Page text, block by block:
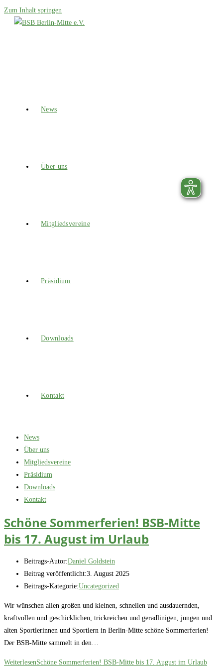
Zum Inhalt springen
News
Über uns
Mitgliedsvereine
Präsidium
Downloads
Kontakt
News
Über uns
Mitgliedsvereine
Präsidium
Downloads
Kontakt
Schöne Sommerferien! BSB-Mitte
bis 17. August im Urlaub
Beitrags-Autor:Daniel Goldstein
Beitrag veröffentlicht:3. August 2025
Beitrags-Kategorie:Uncategorized
Wir wünschen allen großen und kleinen, schnellen und ausdauernden,
kraftvollen und geschicklichen, trickreichen und geradlinigen, jungen und
alten Sportlerinnen und Sportlern in Berlin-Mitte schöne Sommerferien!
Der BSB-Mitte sammelt in den…
WeiterlesenSchöne Sommerferien! BSB-Mitte bis 17. August im Urlaub